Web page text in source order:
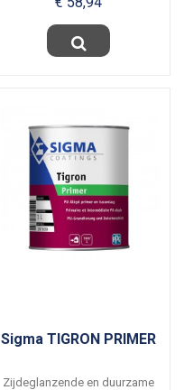
Sigma TIGRON PRIMER
Zijdeglanzende en duurzame